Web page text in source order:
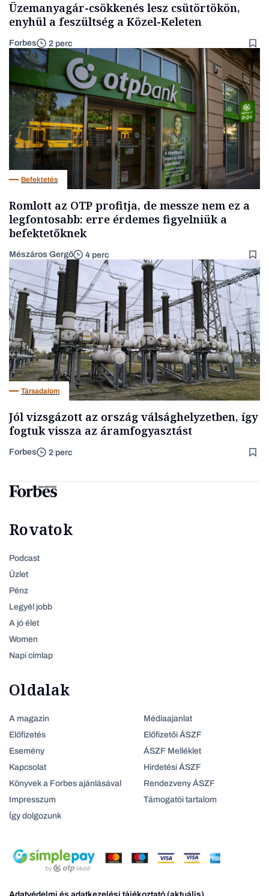
Üzemanyagár-csökkenés lesz csütörtökön,
enyhül a feszültség a Közel-Keleten
Forbes 2 perc
Befektetés
Romlott az OTP profitja, de messze nem ez a
legfontosabb: erre érdemes figyelniük a
befektetőknek
Mészáros Gergő 4 perc
Társadalom
Jól vizsgázott az ország válsághelyzetben, így
fogtuk vissza az áramfogyasztást
Forbes 2 perc
Rovatok
Podcast
Üzlet
Pénz
Legyél jobb
A jó élet
Women
Napi címlap
Oldalak
A magazin
Előfizetés
Esemény
Kapcsolat
Könyvek a Forbes ajánlásával
Impresszum
Így dolgozunk
Médiaajanlat
Előfizetői ÁSZF
ÁSZF Melléklet
Hirdetési ÁSZF
Rendezveny ÁSZF
Támogatói tartalom